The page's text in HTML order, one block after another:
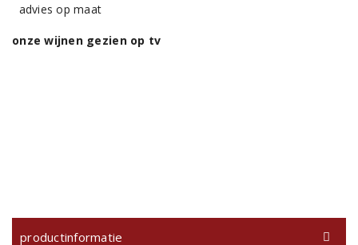
advies op maat
onze wijnen gezien op tv
productinformatie